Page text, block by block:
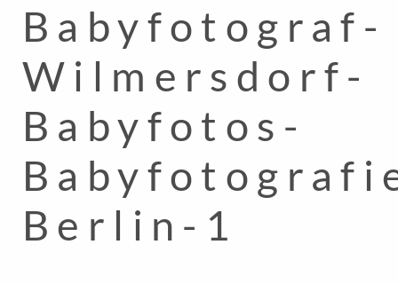
INFO
KONTAKT
Babyfotograf-
Wilmersdorf-
Babyfotos-
Berlin-1